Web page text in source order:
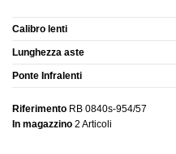
Calibro lenti
Lunghezza aste
Ponte Infralenti
Riferimento RB 0840s-954/57
In magazzino 2 Articoli